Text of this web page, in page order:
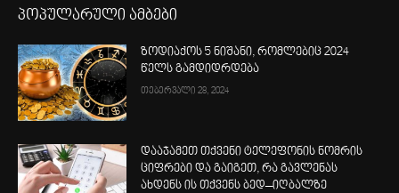
პოპულარული ამბები
ზოდიაქოს 5 ნიშანი, რომლებიც 2024
წელს გამდიდრდება
თებერვალი 28, 2024
დააჯამეთ თქვენი ტელეფონის ნომრის
ციფრები და გაიგეთ, რა გავლენას
ახდენს ის თქვენს ბედ–იღბალზე